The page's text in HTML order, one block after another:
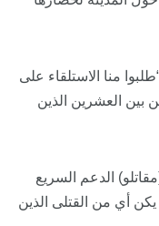
منا الاستلقاء على
وفتحوا النار علينا… قتلوا 17 من بين العشرين الذين
الدعم السريع
أي من القتلى الذين